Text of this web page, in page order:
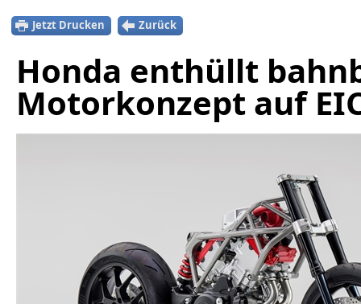
Jetzt Drucken Zurück
Honda enthüllt
Motorkonzept auf